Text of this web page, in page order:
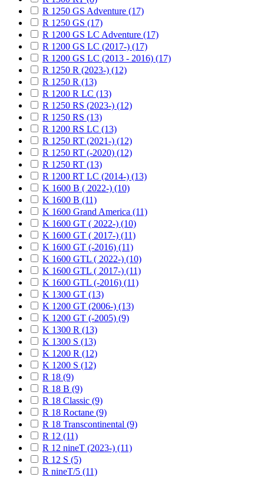
R 1250 GS Adventure (17)
R 1250 GS (17)
R 1200 GS LC Adventure (17)
R 1200 GS LC (2017-) (17)
R 1200 GS LC (2013 - 2016) (17)
R 1250 R (2023-) (12)
R 1250 R (13)
R 1200 R LC (13)
R 1250 RS (2023-) (12)
R 1250 RS (13)
R 1200 RS LC (13)
R 1250 RT (2021-) (12)
R 1250 RT (-2020) (12)
R 1250 RT (13)
R 1200 RT LC (2014-) (13)
K 1600 B ( 2022-) (10)
K 1600 B (11)
K 1600 Grand America (11)
K 1600 GT ( 2022-) (10)
K 1600 GT ( 2017-) (11)
K 1600 GT (-2016) (11)
K 1600 GTL ( 2022-) (10)
K 1600 GTL ( 2017-) (11)
K 1600 GTL (-2016) (11)
K 1300 GT (13)
K 1200 GT (2006-) (13)
K 1200 GT (-2005) (9)
K 1300 R (13)
K 1300 S (13)
K 1200 R (12)
K 1200 S (12)
R 18 (9)
R 18 B (9)
R 18 Classic (9)
R 18 Roctane (9)
R 18 Transcontinental (9)
R 12 (11)
R 12 nineT (2023-) (11)
R 12 S (5)
R nineT/5 (11)